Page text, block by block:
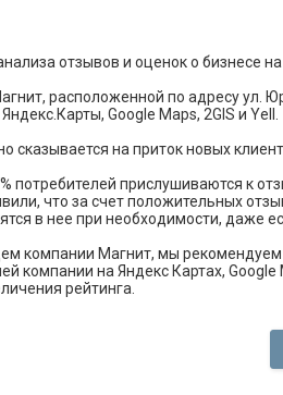
отзывов и оценок о бизнесе
расположенной по адресу ул.
Google Maps, 2GIS и Yell.
сказывается на приток новых
потребителей прислушиваются к
что за счет положительных
в нее при необходимости, даже
компании Магнит, мы
компании на Яндекс Картах,
рейтинга.